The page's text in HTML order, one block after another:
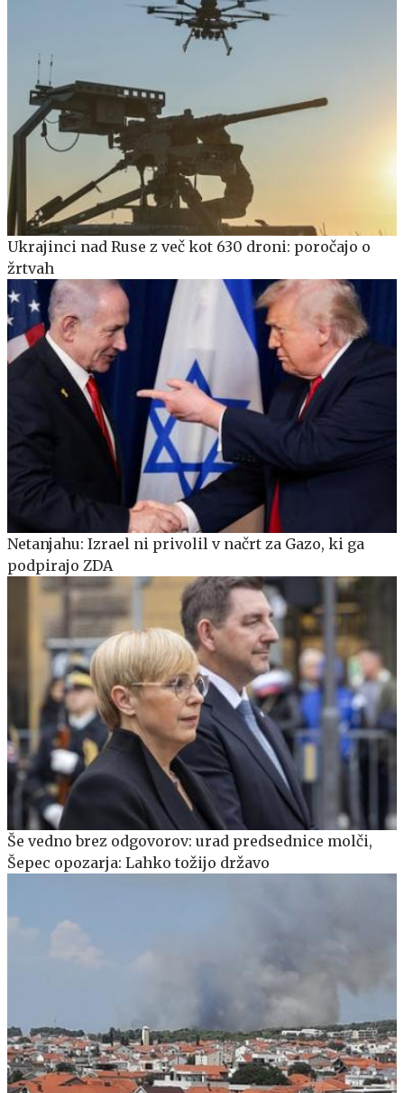
Ukrajinci nad Ruse z več kot 630 droni: poročajo o
žrtvah
Netanjahu: Izrael ni privolil v načrt za Gazo, ki ga
podpirajo ZDA
Še vedno brez odgovorov: urad predsednice molči,
Šepec opozarja: Lahko tožijo državo